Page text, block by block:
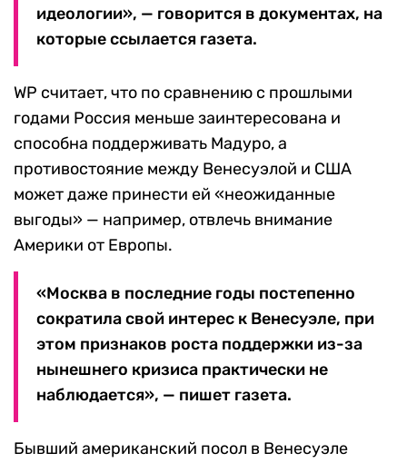
идеологии», — говорится в документах, на
которые ссылается газета.
WP считает, что по сравнению с прошлыми
годами Россия меньше заинтересована и
способна поддерживать Мадуро, а
противостояние между Венесуэлой и США
может даже принести ей «неожиданные
выгоды» — например, отвлечь внимание
Америки от Европы.
«Москва в последние годы постепенно
сократила свой интерес к Венесуэле, при
этом признаков роста поддержки из-за
нынешнего кризиса практически не
наблюдается», — пишет газета.
Бывший американский посол в Венесуэле